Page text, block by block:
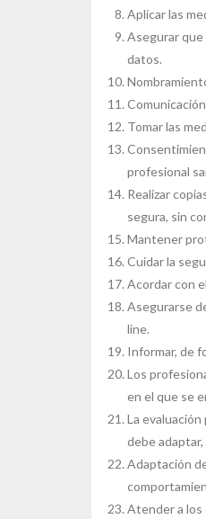
Aplicar las
Asegurar que
datos.
Tomar las
profesional
Realizar
segura, sin
Mantener
Cuidar la
Acordar con
Asegurarse
line.
Informar, de
Los
en el que se
La
debe
Adaptación
Atender a los